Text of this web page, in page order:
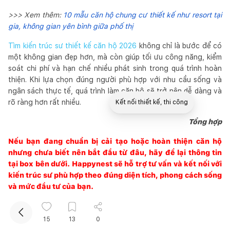
>>> Xem thêm: 10 mẫu căn hộ chung cư thiết kế như resort tại
gia, không gian yên bình giữa phố thị
Tìm kiến trúc sư thiết kế căn hộ 2026 không chỉ là bước để có
một không gian đẹp hơn, mà còn giúp tối ưu công năng, kiểm
soát chi phí và hạn chế nhiều phát sinh trong quá trình hoàn
thiện. Khi lựa chọn đúng người phù hợp với nhu cầu sống và
ngân sách thực tế, quá trình làm căn hộ sẽ trở nên dễ dàng và
rõ ràng hơn rất nhiều.
Tổng hợp
Nếu bạn đang chuẩn bị cải tạo hoặc hoàn thiện căn hộ
nhưng chưa biết nên bắt đầu từ đâu, hãy để lại thông tin
tại box bên dưới. Happynest sẽ hỗ trợ tư vấn và kết nối với
kiến trúc sư phù hợp theo đúng diện tích, phong cách sống
và mức đầu tư của bạn.
thiết kế căn hộ # căn hộ
15 13 0
Kết nối thiết kế, thi công